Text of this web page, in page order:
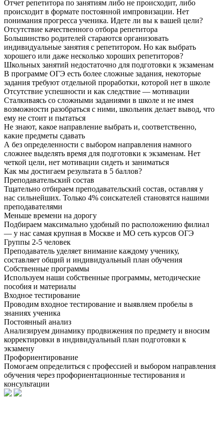
Отчет репетитора по занятиям либо не происходит, либо
происходит в формате постоянной импровизации. Нет
понимания прогресса ученика. Идете ли вы к вашей цели?
Отсутствие качественного отбора репетитора
Большинство родителей стараются организовать
индивидуальные занятия с репетитором. Но как выбрать
хорошего или даже несколько хороших репетиторов?
Школьных занятий недостаточно для подготовки к экзаменам
В программе ОГЭ есть более сложные задания, некоторые
задания требуют отдельной проработки, которой нет в школе
Отсутствие успешности и как следствие — мотивации
Сталкиваясь со сложными заданиями в школе и не имея
возможности разобраться с ними, школьник делает вывод, что
ему не стоит и пытаться
Не знают, какое направление выбрать и, соответственно,
какие предметы сдавать
А без определенности с выбором направления намного
сложнее выделять время для подготовки к экзаменам. Нет
четкой цели, нет мотивации сидеть и заниматься
Как мы достигаем результата в 5 баллов?
Преподавательский состав
Тщательно отбираем преподавательский состав, оставляя у
нас сильнейших. Только 4% соискателей становятся нашими
преподавателями
Меньше времени на дорогу
Подбираем максимально удобный по расположению филиал
— у нас самая крупная в Москве и МО сеть курсов ОГЭ
Группы 2-5 человек
Преподаватель уделяет внимание каждому ученику,
составляет общий и индивидуальный план обучения
Собственные программы
Используем наши собственные программы, методические
пособия и материалы
Входное тестирование
Проводим входное тестирование и выявляем пробелы в
знаниях ученика
Постоянный анализ
Анализируем динамику продвижения по предмету и вносим
корректировки в индивидуальный план подготовки к
экзамену
Профориентирование
Помогаем определиться с профессией и выбором направления
обучения через профориентационные тестирования и
консультации